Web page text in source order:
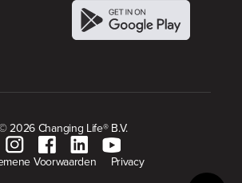
2026 Changing Life® B.V.
Voorwaarden Privacy